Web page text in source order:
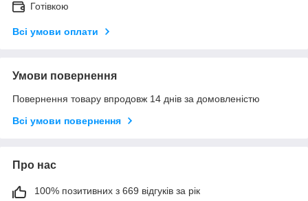
Готівкою
Всі умови оплати
Умови повернення
Повернення товару впродовж 14 днів за домовленістю
Всі умови повернення
Про нас
100% позитивних з 669 відгуків за рік